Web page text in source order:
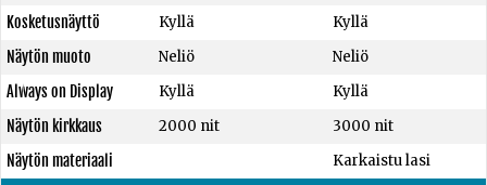
Kosketusnäyttö
Kyllä
Kyllä
Näytön muoto
Neliö
Neliö
Always on Display
Kyllä
Kyllä
Näytön kirkkaus
2000 nit
3000 nit
Näytön materiaali
Karkaistu lasi